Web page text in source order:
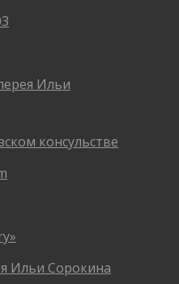
Ильи
консульстве
Ильи Сорокина